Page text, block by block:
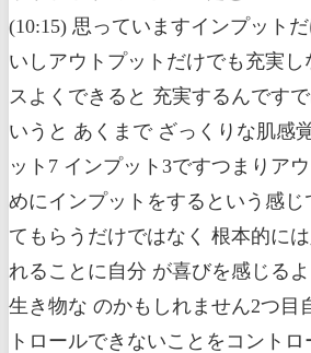
(10:15) 思っていますインプット
いしアウトプットだけでも充実し
スよくできると 充実するんです
いうと あくまで ざっくりな肌感
ット7 インプット3ですつまりア
めにインプットをするという感じ
てもらうだけではなく 根本的に
れることに自分 が喜びを感じる
生き物な のかもしれません2つ目
トロールできないことをコント